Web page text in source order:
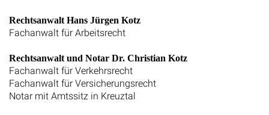
Rechtsanwalt Hans Jürgen Kotz
Fachanwalt für Arbeitsrecht
Rechtsanwalt und Notar Dr. Christian Kotz
Fachanwalt für Verkehrsrecht
Fachanwalt für Versicherungsrecht
Notar mit Amtssitz in Kreuztal